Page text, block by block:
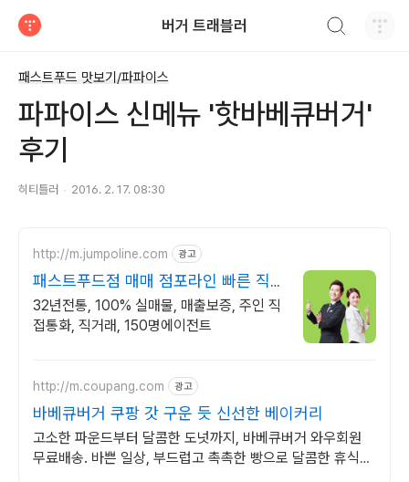
버거 트래블러
패스트푸드 맛보기/파파이스
파파이스 신메뉴 '핫바베큐버거'
후기
히티틀러 2016. 2. 17. 08:30
http://m.jumpoline.com 광고
패스트푸드점 매매 점포라인 빠른 직거
래 & 안전중개거래
32년전통, 100% 실매물, 매출보증, 주인 직
접통화, 직거래, 150명에이전트
http://m.coupang.com 광고
바베큐버거 쿠팡 갓 구운 듯 신선한 베이커리
고소한 파운드부터 달콤한 도넛까지, 바베큐버거 와우회원
무료배송. 바쁜 일상, 부드럽고 촉촉한 빵으로 달콤한 휴식을